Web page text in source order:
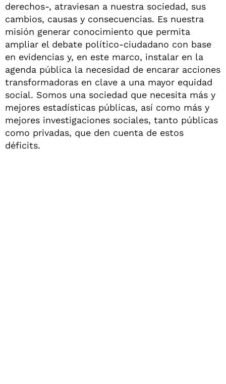
derechos-, atraviesan a nuestra sociedad, sus
cambios, causas y consecuencias. Es nuestra
misión generar conocimiento que permita
ampliar el debate político-ciudadano con base
en evidencias y, en este marco, instalar en la
agenda pública la necesidad de encarar acciones
transformadoras en clave a una mayor equidad
social. Somos una sociedad que necesita más y
mejores estadísticas públicas, así como más y
mejores investigaciones sociales, tanto públicas
como privadas, que den cuenta de estos
déficits.